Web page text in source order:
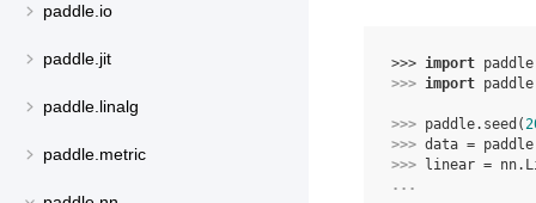
paddle.io
paddle.jit
paddle.linalg
paddle.metric
>>> import paddle
>>> import
>>> paddle. seed (
>>> data = paddle
>>>
linear = nn.
...